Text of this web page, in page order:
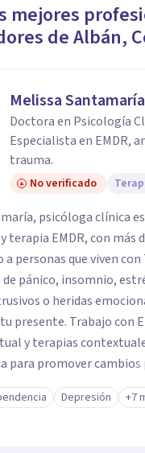
ayuda para
breves preguntas y te
que más se ajustan a tus
cuestionario
mejores
deAlbán,
Melissa Santamaría
Doctora en Psicología
Especialista en EMDR,
trauma.
No verificado
psicóloga clínica
terapia EMDR, con más
a personas que viven
de pánico, insomnio,
o heridas
presente. Trabajo con
y terapias
para promover cambios
adultos, adolescentes,
en Medellín y
Depresión +7